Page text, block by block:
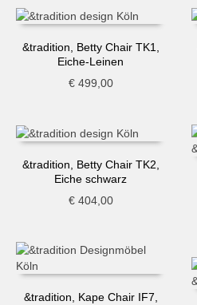
&tradition, Betty Chair TK1,
Eiche-Leinen
€499,00
&tradition, Betty Chair TK2,
Eiche schwarz
€404,00
&tradition, Kape Chair IF7,